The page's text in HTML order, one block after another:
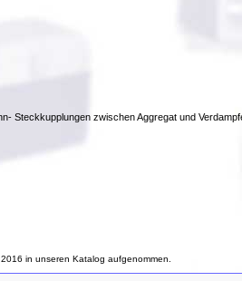
Steckkupplungen zwischen Aggregat und
in unseren Katalog aufgenommen.